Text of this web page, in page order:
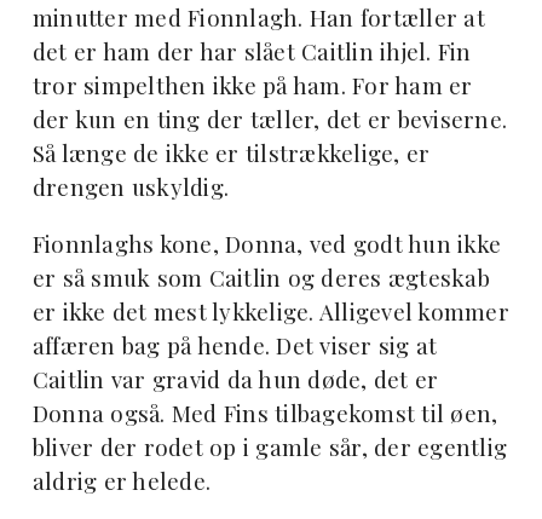
minutter med Fionnlagh. Han fortæller at
det er ham der har slået Caitlin ihjel. Fin
tror simpelthen ikke på ham. For ham er
der kun en ting der tæller, det er beviserne.
Så længe de ikke er tilstrækkelige, er
drengen uskyldig.
Fionnlaghs kone, Donna, ved godt hun ikke
er så smuk som Caitlin og deres ægteskab
er ikke det mest lykkelige. Alligevel kommer
affæren bag på hende. Det viser sig at
Caitlin var gravid da hun døde, det er
Donna også. Med Fins tilbagekomst til øen,
bliver der rodet op i gamle sår, der egentlig
aldrig er helede.